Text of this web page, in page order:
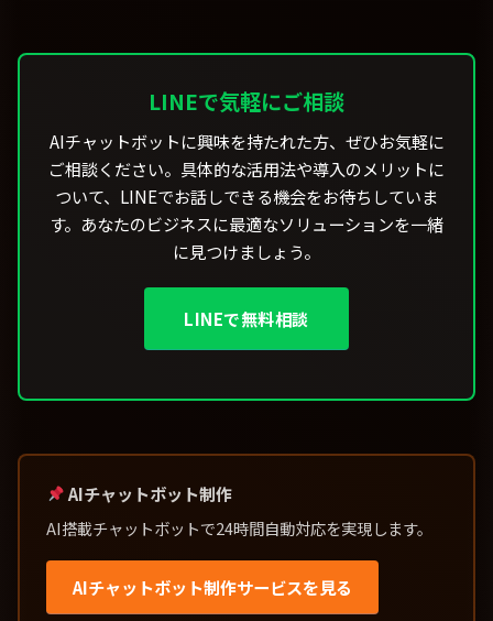
LINEで気軽にご相談
AIチャットボットに興味を持たれた方、ぜひお気軽に
ご相談ください。具体的な活用法や導入のメリットに
ついて、LINEでお話しできる機会をお待ちしていま
す。あなたのビジネスに最適なソリューションを一緒
に見つけましょう。
LINEで無料相談
AIチャットボット制作
AI搭載チャットボットで24時間自動対応を実現します。
AIチャットボット制作サービスを見る